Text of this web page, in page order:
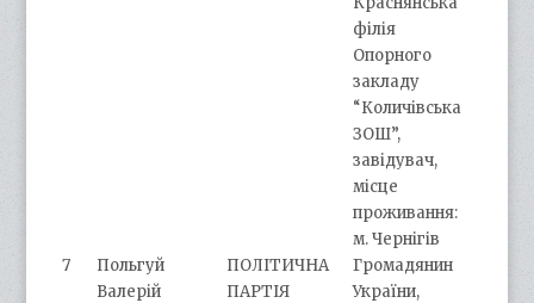
філія
Опорного
закладу
“Количівська
ЗОШ”,
завідувач,
місце
проживання:
м. Чернігів
7
Польгуй
Валерій
ПОЛІТИЧНА
ПАРТІЯ
Громадянин
України,